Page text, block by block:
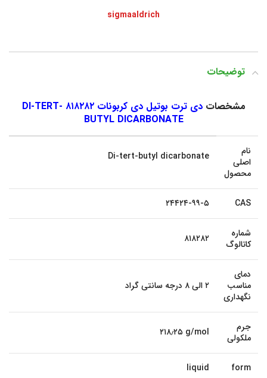
sigmaaldrich
توضیحات
مشخصات
دی ترت بوتیل دی کربونات ۸۱۸۲۸۲ DI-TERT-
BUTYL DICARBONATE
نام
اصلی
محصول
Di-tert-butyl dicarbonate
CAS ۲۴۴۲۴-۹۹-۵
شماره
کاتالوگ
۸۱۸۲۸۲
دمای
مناسب
نگهداری
۲ الی ۸ درجه سانتی گراد
جرم
ملکولی
۲۱۸٫۲۵ g/mol
form
liquid